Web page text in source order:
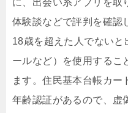
体験談などで評判を確認
18歳を超えた人でないと
ールなど）を使用するこ
ます。住民基本台帳カー
年齢認証があるので、虚